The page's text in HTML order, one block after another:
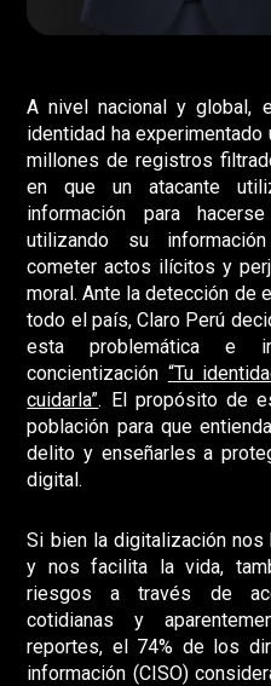
A nivel nacional y global,
identidad ha experimentado
millones de registros
en que un atacante
información para
utilizando su
cometer actos ilícitos y
moral.Ante la detección de
todo el país, Claro Perú
esta problemática e
concientización “Tu
cuidarla”. El propósito de
población para que
delito y enseñarles a
digital.
Si bien la digitalización
y nos facilita la vida,
riesgos a través de
cotidianas y
reportes, el 74% de los
información (CISO)